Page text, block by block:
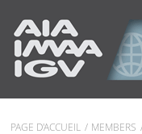
PAGE D'ACCUEIL MEMBERS